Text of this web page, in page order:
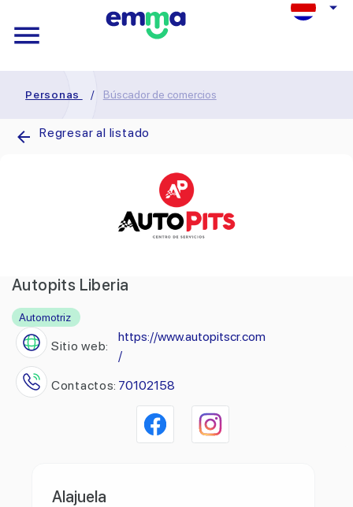
Personas / Búscador de comercios
Regresar al listado
Autopits Liberia
Automotriz
Sitio web:
https://www.autopitscr.com
/
Contactos: 70102158
Alajuela